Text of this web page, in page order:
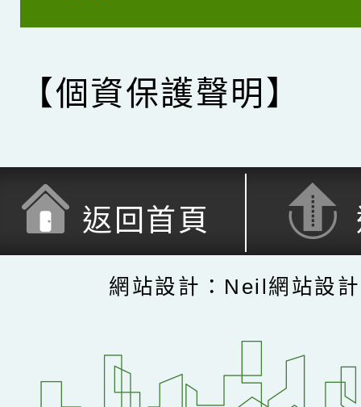
【個資保護聲明】
返回首頁
網站設計：Neil網站設